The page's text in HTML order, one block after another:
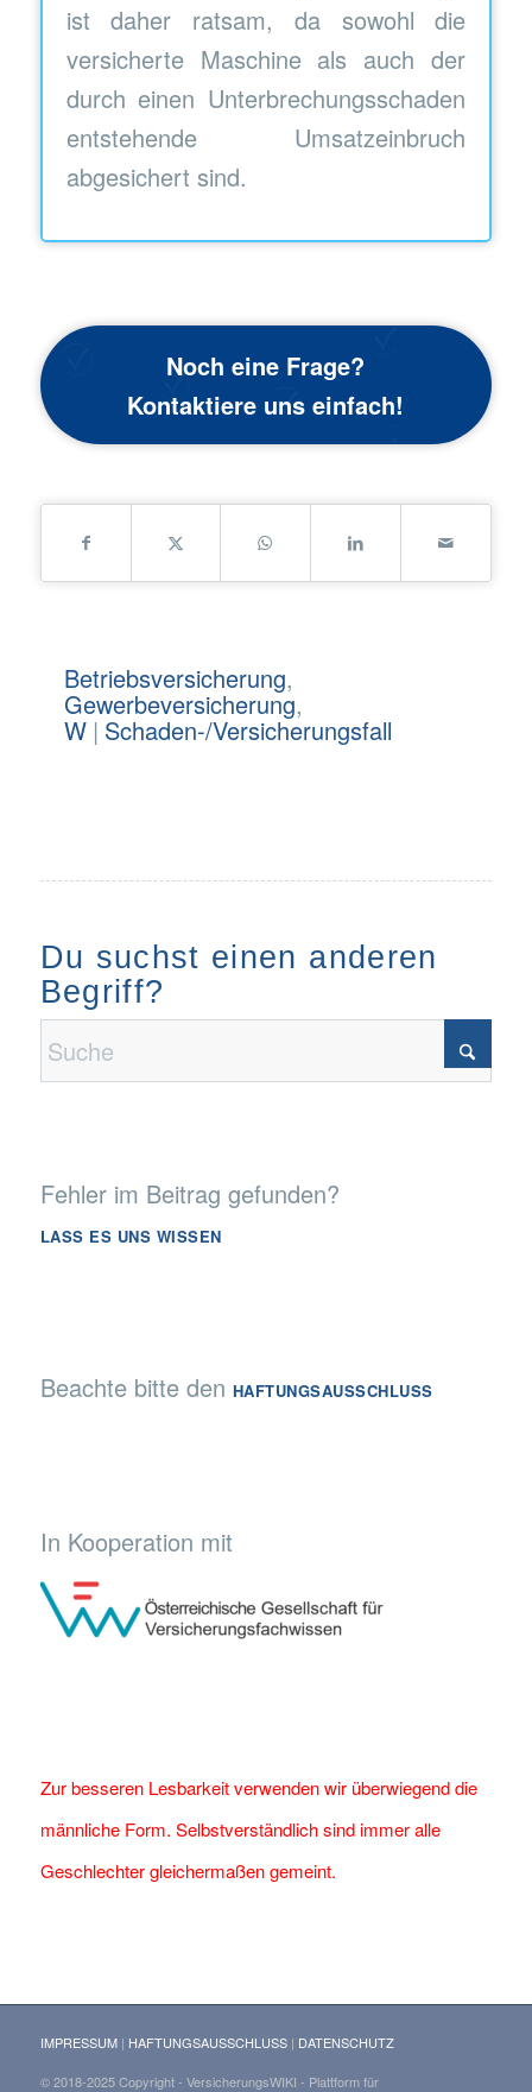
ist daher ratsam, da sowohl die
versicherte Maschine als auch der
durch einen Unterbrechungsschaden
entstehende Umsatzeinbruch
abgesichert sind.
Noch eine Frage?
Kontaktiere uns einfach!
Betriebsversicherung,
Gewerbeversicherung,
W | Schaden-/Versicherungsfall
Du suchst einen anderen
Begriff?
Fehler im Beitrag gefunden?
LASS ES UNS WISSEN
Beachte bitte den HAFTUNGSAUSSCHLUSS
In Kooperation mit
Zur besseren Lesbarkeit verwenden wir überwiegend die
männliche Form. Selbstverständlich sind immer alle
Geschlechter gleichermaßen gemeint.
IMPRESSUM| HAFTUNGSAUSSCHLUSS| DATENSCHUTZ
© 2018-2025 Copyright - VersicherungsWIKI - Plattform für